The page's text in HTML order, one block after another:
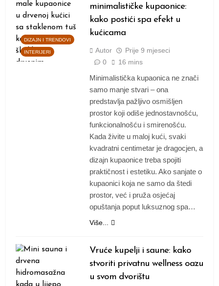
DIZAJN I TRENDOVI
INTERIJERI
minimalističke kupaonice:
kako postići spa efekt u
kućicama
Autor Prije 9 mjeseci
0
16 mins
Minimalistička kupaonica ne znači
samo manje stvari – ona
predstavlja pažljivo osmišljen
prostor koji odiše jednostavnošću,
funkcionalnošću i smirenošću.
Kada živite u maloj kući, svaki
kvadratni centimetar je dragocjen, a
dizajn kupaonice treba spojiti
praktičnost i estetiku. Ako sanjate o
kupaonici koja ne samo da štedi
prostor, već i pruža osjećaj
opuštanja poput luksuznog spa…
Više...
Vruće kupelji i saune: kako
stvoriti privatnu wellness oazu
u svom dvorištu